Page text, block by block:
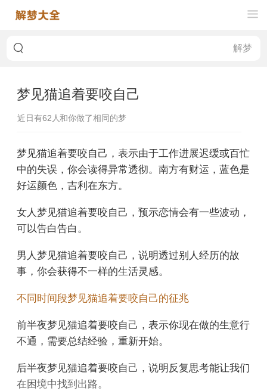
梦见猫追着要咬自己
近日有62 人和你做了相同的梦
梦见猫追着要咬自己，表示由于工作进展迟缓或百忙
中的失误，你会读得异常透彻。南方有财运，蓝色是
好运颜色，吉利在东方。
女人梦见猫追着要咬自己，预示恋情会有一些波动，
可以告白告白。
男人梦见猫追着要咬自己，说明透过别人经历的故
事，你会获得不一样的生活灵感。
不同时间段梦见猫追着要咬自己的征兆
前半夜梦见猫追着要咬自己，表示你现在做的生意行
不通，需要总结经验，重新开始。
后半夜梦见猫追着要咬自己，说明反复思考能让我们
在困境中找到出路。